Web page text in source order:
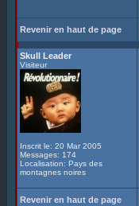
Revenir en haut de page
Skull Leader
Visiteur
Inscrit le: 20 Mar 2005
Messages: 174
Localisation: Pays des
montagnes noires
Revenir en haut de page